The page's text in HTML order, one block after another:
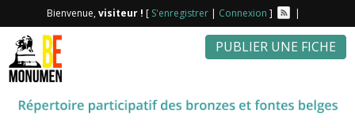
Bienvenue,visiteur ! [ S'enregistrer| Connexion ] |
PUBLIER UNE FICHE